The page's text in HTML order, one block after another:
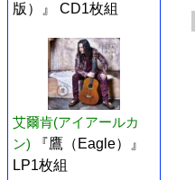
版）』 CD1枚組
艾爾肯(アイアールカ
ン)
『鷹（Eagle）』
LP1枚組